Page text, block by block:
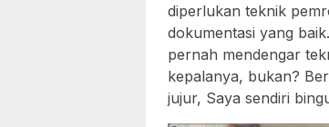
diperlukan teknik
dokumentasi yang
pernah mendengar
kepalanya, bukan?
jujur, Saya sendiri